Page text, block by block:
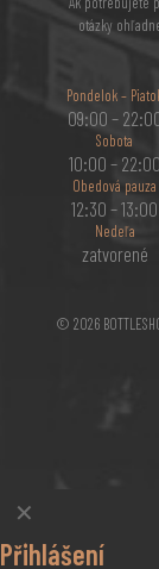
otázky
Pondelok –
09:00 –
Sobota
10:00 – 22:00
Obedová pauza
12:30 – 13:00
Nedeľa
zatvorené
© 2026
✕
Přihlášení